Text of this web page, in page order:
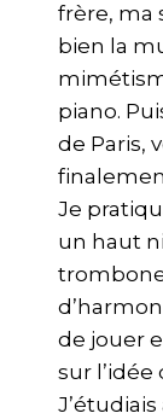
frère, ma
bien la
piano.
de Paris,
Je
un haut
de jouer
sur